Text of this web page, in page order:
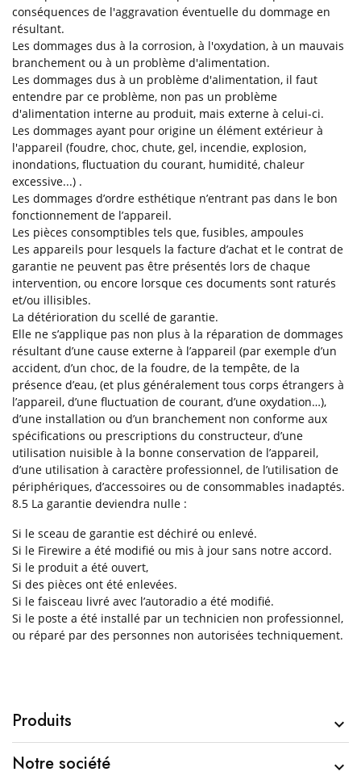
conséquences de l'aggravation éventuelle du dommage en
résultant.
Les dommages dus à la corrosion, à l'oxydation, à un mauvais
branchement ou à un problème d'alimentation.
Les dommages dus à un problème d'alimentation, il faut
entendre par ce problème, non pas un problème
d'alimentation interne au produit, mais externe à celui-ci.
Les dommages ayant pour origine un élément extérieur à
l'appareil (foudre, choc, chute, gel, incendie, explosion,
inondations, fluctuation du courant, humidité, chaleur
excessive...) .
Les dommages d’ordre esthétique n’entrant pas dans le bon
fonctionnement de l’appareil.
Les pièces consomptibles tels que, fusibles, ampoules
Les appareils pour lesquels la facture d’achat et le contrat de
garantie ne peuvent pas être présentés lors de chaque
intervention, ou encore lorsque ces documents sont raturés
et/ou illisibles.
La détérioration du scellé de garantie.
Elle ne s’applique pas non plus à la réparation de dommages
résultant d’une cause externe à l’appareil (par exemple d’un
accident, d’un choc, de la foudre, de la tempête, de la
présence d’eau, (et plus généralement tous corps étrangers à
l’appareil, d’une fluctuation de courant, d’une oxydation…),
d’une installation ou d’un branchement non conforme aux
spécifications ou prescriptions du constructeur, d’une
utilisation nuisible à la bonne conservation de l’appareil,
d’une utilisation à caractère professionnel, de l’utilisation de
périphériques, d’accessoires ou de consommables inadaptés.
8.5 La garantie deviendra nulle :
Si le sceau de garantie est déchiré ou enlevé.
Si le Firewire a été modifié ou mis à jour sans notre accord.
Si le produit a été ouvert,
Si des pièces ont été enlevées.
Si le faisceau livré avec l’autoradio a été modifié.
Si le poste a été installé par un technicien non professionnel,
ou réparé par des personnes non autorisées techniquement.
Produits 
Notre société 